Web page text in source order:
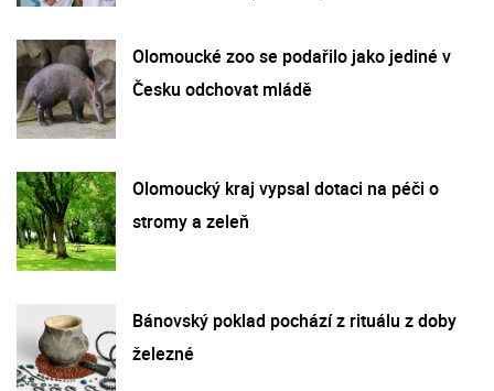
Olomoucké zoo se podařilo jako jediné v
Česku odchovat mládě
Olomoucký kraj vypsal dotaci na péči o
stromy a zeleň
Bánovský poklad pochází z rituálu z doby
železné